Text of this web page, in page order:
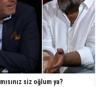
siz oğlum ya?